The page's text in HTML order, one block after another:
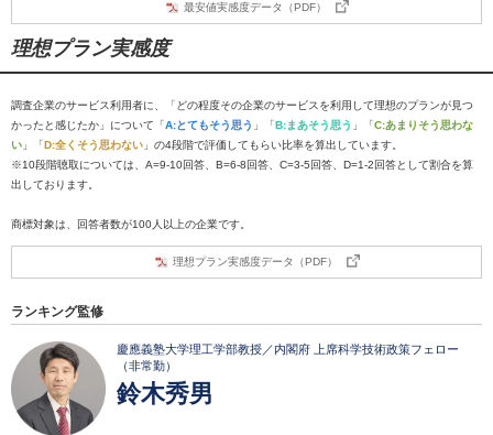
最安値実感度データ（PDF）
理想プラン実感度
調査企業のサービス利用者に、「どの程度その企業のサービスを利用して理想のプランが見つ
かったと感じたか」について「A:とてもそう思う 」「B:まあそう思う 」「C:あまりそう思わな
い 」「D:全くそう思わない 」の4段階で評価してもらい比率を算出しています。
※10段階聴取については、A=9-10回答、B=6-8回答、C=3-5回答、D=1-2回答として割合を算
出しております。
商標対象は、回答者数が100人以上の企業です。
理想プラン実感度データ（PDF）
ランキング監修
慶應義塾大学理工学部教授／内閣府 上席科学技術政策フェロー
（非常勤）
鈴木秀男